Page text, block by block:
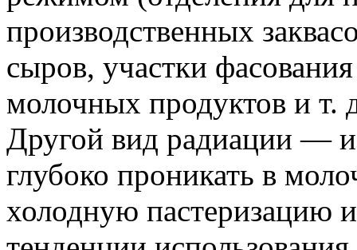
производственных
сыров, участки
молочных продуктов и т.
Другой вид радиации —
глубоко проникать в
холодную пастеризацию